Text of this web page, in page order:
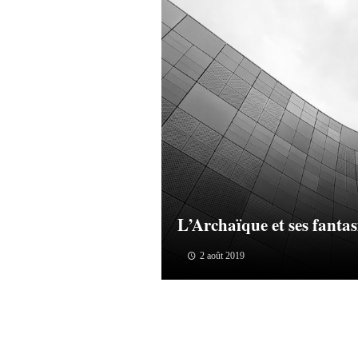
L’Archaïque et ses
2 août 2019